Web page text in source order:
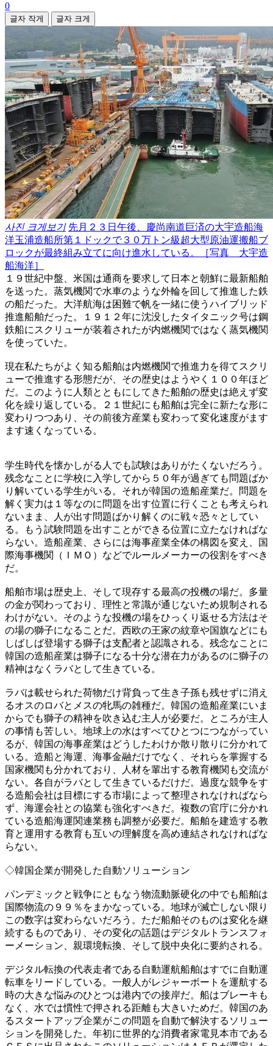
0
글자 작게 글자 크게
사진 크게보기 先月２３日午後、慶尚南道巨済の大宇造船海
洋玉浦造船所第１ドックで３０万トン級超大型原油運搬船ブ
ロックが最終組み立てに向け進水している。［写真 大宇造
船海洋］
１９世紀中盤、米国は通商を要求して日本と朝鮮に最新船舶
を送った。蒸気機関で水車のような外輪を回して推進した鉄
の船だった。大洋航海は困難で帆を一緒に使うハイブリッド
推進船舶だった。１９１２年に沈没したタイタニック号は鋼
鉄船にスクリューが装着されたが内燃機関ではなく蒸気機関
を使っていた。
現在私たちがよく知る船舶は内燃機関で推進力を得てスクリ
ューで推進する形態だが、その歴史はようやく１００年ほど
だ。このように人類とともにしてきた船舶の歴史は絶えず変
化を繰り返している。２１世紀にも船舶は完全に新たな形に
変わりつつあり、その前後方産業も変わって変化速度がます
ます速くなっている。
学生時代を懐かしがる人でも試験はありがたくないだろう。
残念なことに学校に入学してから５０年が過ぎても問題ばか
り解いている学生がいる。それが韓国の造船産業だ。問題を
解く実力は１等なのに問題を出す位置に行くことも考えられ
ないまま、人が出す問題ばかり解くのに戦々恐々としてい
る。もう試験問題を出すことができる位置に立たなければな
らない。造船産業、さらには海事産業全体の構図を変え、国
際海事機関（ＩＭＯ）などでルールメーカーの役割をすべき
だ。
船舶市場は歴史上、そして現存する最高の投機の場だ。多量
の金が関わっており、理性と常識が通じないため規制される
わけがない。そのような投機の場をひっくり返せる方法はそ
の場の獅子になることだ。西欧の王家の紋章や国旗などにも
しばしば登場する獅子は支配者と認識される。残念なことに
韓国の造船産業は獅子になる十分な潜在力があるのに獅子の
精神はなくラバとして生きている。
ラバは載せられた荷物だけ背負って生き子孫も残せずに消え
るオスのロバとメスの牝馬の雑種だ。韓国の造船産業にいま
からでも獅子の精神を吹き込む主人が必要だ。ところが主人
の事情も苦しい。地球上の水はすべてひとつにつながってい
るが、韓国の海事産業はどうしたわけか散り散りに分かれて
いる。造船と海運、海事金融だけでなく、それらを掌握する
国家機関も分かれており、人材を輩出する教育機関も交流が
ない。各自がラバとして生きているだけだ。過度な競争をす
る造船会社は目標にする市場によって整理されなければなら
ず、海運会社との協業も強化すべきだ。複数の官庁に分かれ
ている造船海運関連業務も調整が必要だ。船舶を建造する教
育と運用する教育も互いの理解度を高め連結されなければな
らない。
◇韓国企業が開発した自動ソリューション
パンデミックと戦争にともなう物流動脈硬化の中でも船舶は
国際物流の９９％をまかなっている。地球が滅亡しない限り
この数字は変わらないだろう。ただ船舶そのものは変化を継
続するものであり、その変化の話題はデジタルトランスフォ
ーメーション、親環境転換、そして脱中央化に要約される。
デジタル転換の代表走者である自動運航船舶はすでに自動運
転車をリードしている。一般人がレジャーボートを運航する
時の大きな悩みのひとつは港内での接岸だ。船はブレーキも
なく、水では慣性で押される距離も大きいためだ。韓国のあ
るスタートアップ企業がこの問題を自動で解決するソリュー
ションを開発した。年初に世界的な消費者家電見本市である